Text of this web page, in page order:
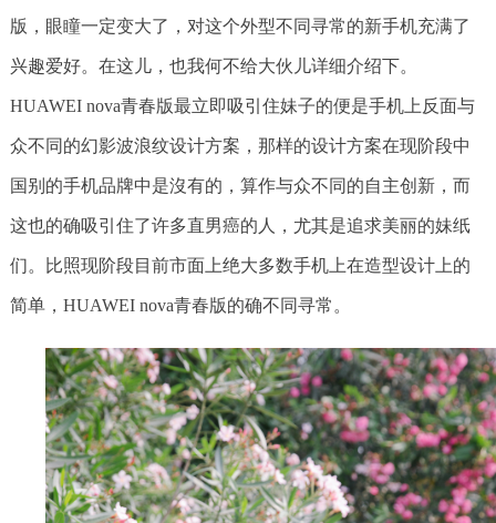
版，眼瞳一定变大了，对这个外型不同寻常的新手机充满了
兴趣爱好。在这儿，也我何不给大伙儿详细介绍下。
HUAWEI nova青春版最立即吸引住妹子的便是手机上反面与
众不同的幻影波浪纹设计方案，那样的设计方案在现阶段中
国别的手机品牌中是沒有的，算作与众不同的自主创新，而
这也的确吸引住了许多直男癌的人，尤其是追求美丽的妹纸
们。比照现阶段目前市面上绝大多数手机上在造型设计上的
简单，HUAWEI nova青春版的确不同寻常。